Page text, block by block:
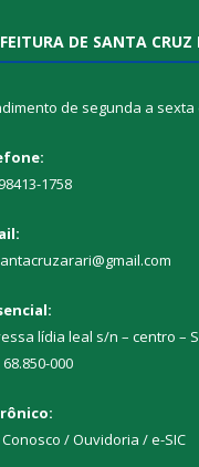
DE SANTA CRUZ
de segunda a sexta
1758
lídia leal s/n – centro –
68.850-000
Conosco / Ouvidoria / e-SIC